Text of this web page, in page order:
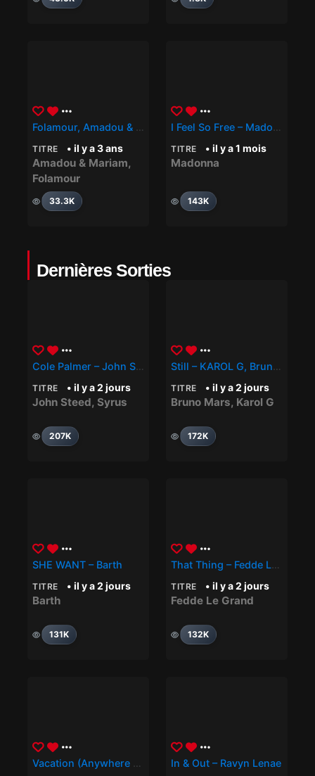
Folamour, Amadou & Mariam – Voyage
TITRE • il y a 3 ans
Amadou & Mariam,
Folamour
33.3K
I Feel So Free – Madonna
TITRE • il y a 1 mois
Madonna
143K
Dernières Sorties
Cole Palmer – John Steed, Syrus
TITRE • il y a 2 jours
John Steed, Syrus
207K
Still – KAROL G, Bruno Mars
TITRE • il y a 2 jours
Bruno Mars, Karol G
172K
SHE WANT – Barth
TITRE • il y a 2 jours
Barth
131K
That Thing – Fedde Le Grand
TITRE • il y a 2 jours
Fedde Le Grand
132K
Vacation (Anywhere You Wanna Go) – Flo Rida, Sage The Gemini In & Out – Ravyn Lenae